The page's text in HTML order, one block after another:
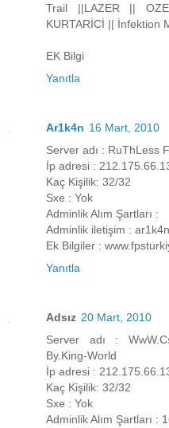
Trail ||LAZER ||
KURTARİCİ || İnfektion
EK Bilgi
Yanıtla
Ar1k4n 16 Mart, 2010
Server adı : RuThLess
İp adresi :
Kaç Kişilik: 32/32
Sxe : Yok
Adminlik Alım Şartları :
Adminlik iletişim :
Ek Bilgiler :
Yanıtla
Adsız 20 Mart, 2010
Server adı :
By.King-World
İp adresi :
Kaç Kişilik: 32/32
Sxe : Yok
Adminlik Alım Şartları :